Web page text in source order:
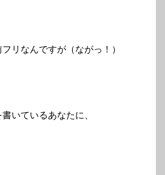
リなんですが（ながっ！）
いているあなたに、